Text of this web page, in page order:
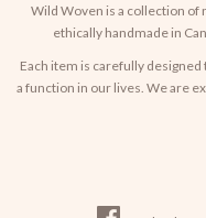
Wild Woven is a collection of
ethically handmade in
Each item is carefully
a function in our lives. We are